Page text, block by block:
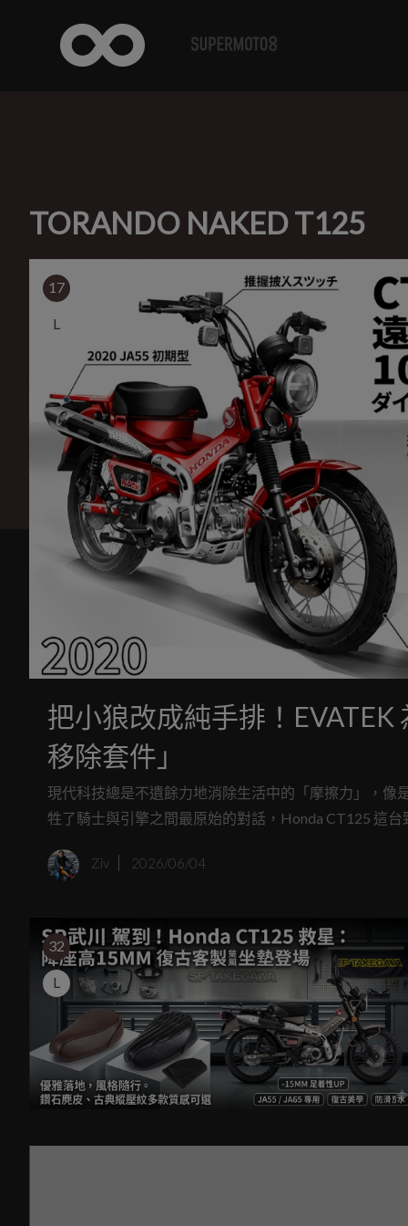
TORANDO NAKED T125
17
L
把小狼改成純手排！
移除套件」
現代科技總是不遺餘力地消除生活中的「摩擦力」，
牲了騎士與引擎之間最原始的對話，Honda CT125 這
顯得有些隔靴搔癢；這並非是對工程設計的否定，但
Ziv 2026/06/04
32
L